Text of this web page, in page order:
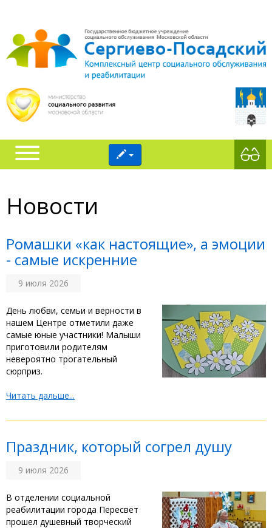
Новости
‎Ромашки «как настоящие», а эмоции
- самые искренние
9 июля 2026
‎День любви, семьи и верности в
нашем Центре отметили даже
самые юные участники! Малыши
приготовили родителям
невероятно трогательный
сюрприз. ‎
Читать дальше...
Праздник, который согрел душу
9 июля 2026
‎В отделении социальной
реабилитации города Пересвет
прошел душевный творческий